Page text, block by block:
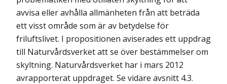
avvisa eller avhålla allmänheten från att beträda
ett visst område som är av betydelse för
friluftslivet. I propositionen aviserades ett uppdrag
till Naturvårdsverket att se över bestämmelser om
skyltning. Naturvårdsverket har i mars 2012
avrapporterat uppdraget. Se vidare avsnitt 4.3.